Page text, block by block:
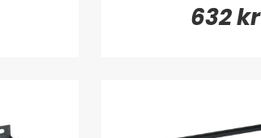
632 kr